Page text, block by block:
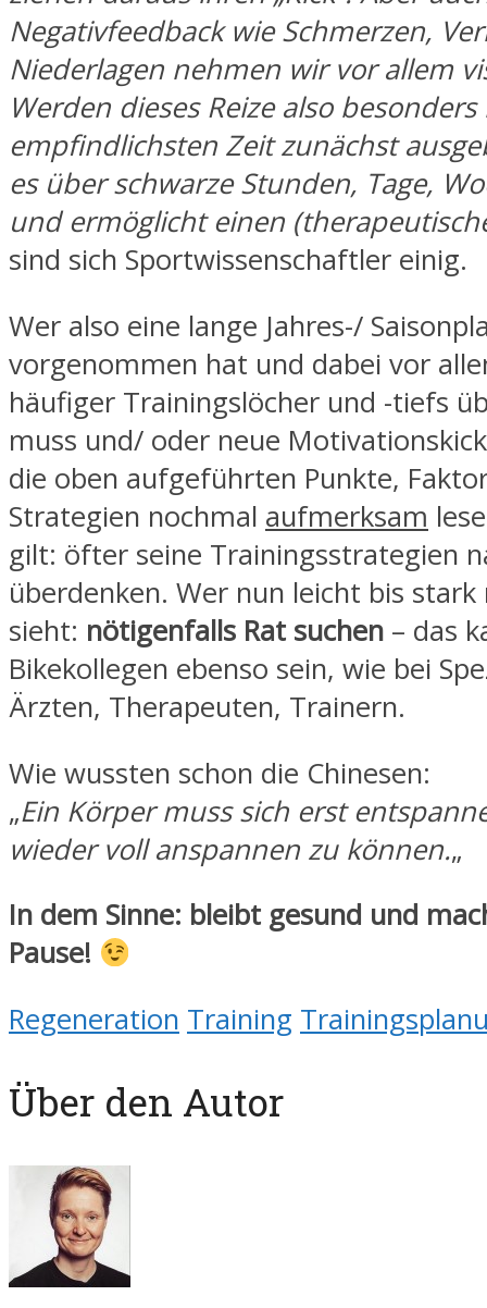
Negativfeedback wie Schmerzen,
Niederlagen nehmen wir vor allem
Werden dieses Reize also
empfindlichsten Zeit zunächst
es über schwarze Stunden, Tage,
und ermöglicht einen
sind sich Sportwissenschaftler einig.
Wer also eine lange Jahres-/
vorgenommen hat und dabei vor
häufiger Trainingslöcher und -tiefs
muss und/ oder neue
die oben aufgeführten Punkte,
Strategien nochmal aufmerksam
gilt: öfter seine Trainingsstrategien
überdenken. Wer nun leicht bis
sieht: nötigenfalls Rat suchen – das
Bikekollegen ebenso sein, wie bei
Ärzten, Therapeuten, Trainern.
Wie wussten schon die Chinesen:
„Ein Körper muss sich erst
wieder voll anspannen zu können.„
In dem Sinne: bleibt gesund und
Pause!
Regeneration Training
Über den Autor